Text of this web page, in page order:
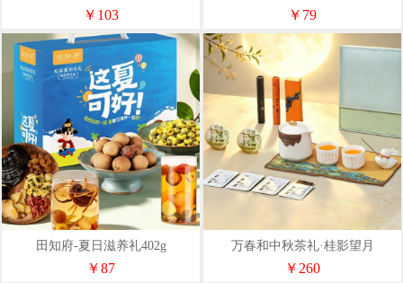
￥103 ￥79
田知府-夏日滋养礼402g
￥87
万春和中秋茶礼·桂影望月
￥260